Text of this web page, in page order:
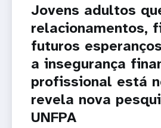
Jovens adultos
relacionamentos,
futuros
a insegurança
profissional está
revela nova
UNFPA